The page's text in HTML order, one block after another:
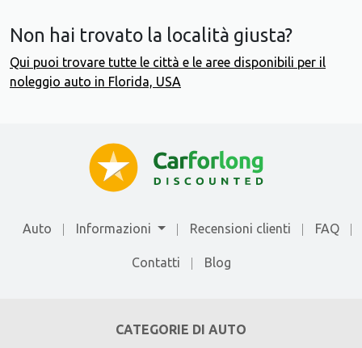
Non hai trovato la località giusta?
Qui puoi trovare tutte le città e le aree disponibili per il
noleggio auto in Florida, USA
Auto Informazioni Recensioni clienti FAQ
Contatti Blog
CATEGORIE DI AUTO